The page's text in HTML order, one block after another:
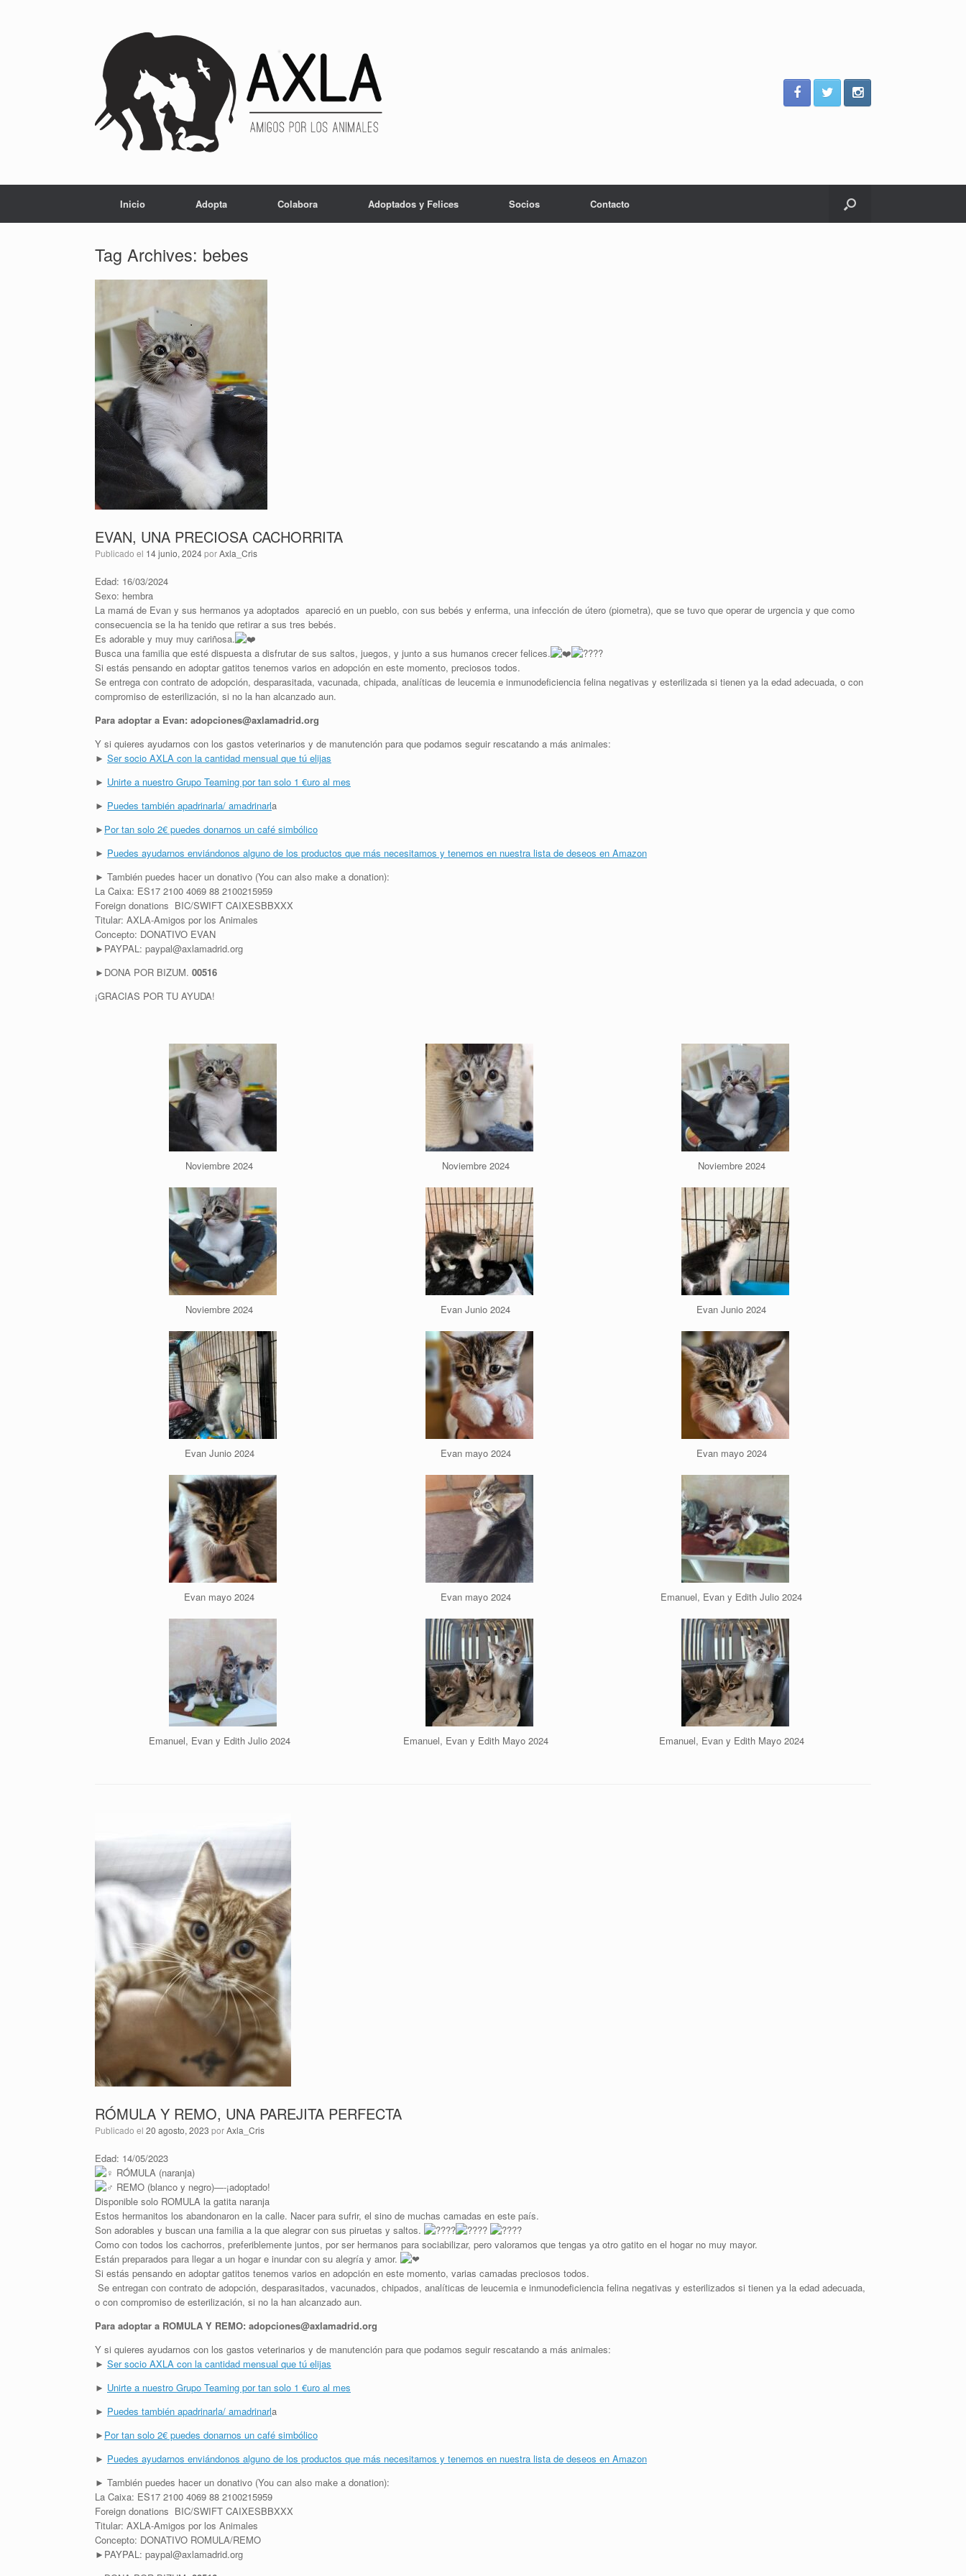
Inicio Adopta Colabora Adoptados y Felices Socios Contacto
Tag Archives: bebes
EVAN, UNA PRECIOSA CACHORRITA
Publicado el 14 junio, 2024porAxla_Cris
Edad: 16/03/2024
Sexo: hembra
La mamá de Evan y sus hermanos ya adoptados apareció en un pueblo, con sus bebés y enferma, una infección de útero (piometra), que se tuvo que operar de urgencia y que como
consecuencia se la ha tenido que retirar a sus tres bebés.
Es adorable y muy muy cariñosa.
Busca una familia que esté dispuesta a disfrutar de sus saltos, juegos, y junto a sus humanos crecer felices.
Si estás pensando en adoptar gatitos tenemos varios en adopción en este momento, preciosos todos.
Se entrega con contrato de adopción, desparasitada, vacunada, chipada, analíticas de leucemia e inmunodeficiencia felina negativas y esterilizada si tienen ya la edad adecuada, o con
compromiso de esterilización, si no la han alcanzado aun.
Para adoptar a Evan: adopciones@axlamadrid.org
Y si quieres ayudarnos con los gastos veterinarios y de manutención para que podamos seguir rescatando a más animales:
► Ser socio AXLA con la cantidad mensual que tú elijas
► Unirte a nuestro Grupo Teaming por tan solo 1 €uro al mes
► Puedes también apadrinarla/ amadrinarla
► Por tan solo 2€ puedes donarnos un café simbólico
► Puedes ayudarnos enviándonos alguno de los productos que más necesitamos y tenemos en nuestra lista de deseos en Amazon
► También puedes hacer un donativo (You can also make a donation):
La Caixa: ES17 2100 4069 88 2100215959
Foreign donations BIC/SWIFT CAIXESBBXXX
Titular: AXLA-Amigos por los Animales
Concepto: DONATIVO EVAN
►PAYPAL: paypal@axlamadrid.org
►DONA POR BIZUM. 00516
¡GRACIAS POR TU AYUDA!
Noviembre 2024 Noviembre 2024 Noviembre 2024
Noviembre 2024 Evan Junio 2024 Evan Junio 2024
Evan Junio 2024 Evan mayo 2024 Evan mayo 2024
Evan mayo 2024 Evan mayo 2024 Emanuel, Evan y Edith Julio 2024
Emanuel, Evan y Edith Julio 2024 Emanuel, Evan y Edith Mayo 2024 Emanuel, Evan y Edith Mayo 2024
RÓMULA Y REMO, UNA PAREJITA PERFECTA
Publicado el 20 agosto, 2023 porAxla_Cris
Edad: 14/05/2023
RÓMULA (naranja)
REMO (blanco y negro)—-¡adoptado!
Disponible solo ROMULA la gatita naranja
Estos hermanitos los abandonaron en la calle. Nacer para sufrir, el sino de muchas camadas en este país.
Son adorables y buscan una familia a la que alegrar con sus piruetas y saltos.
Como con todos los cachorros, preferiblemente juntos, por ser hermanos para sociabilizar, pero valoramos que tengas ya otro gatito en el hogar no muy mayor.
Están preparados para llegar a un hogar e inundar con su alegría y amor.
Si estás pensando en adoptar gatitos tenemos varios en adopción en este momento, varias camadas preciosos todos.
Se entregan con contrato de adopción, desparasitados, vacunados, chipados, analíticas de leucemia e inmunodeficiencia felina negativas y esterilizados si tienen ya la edad adecuada,
o con compromiso de esterilización, si no la han alcanzado aun.
Para adoptar a ROMULA Y REMO: adopciones@axlamadrid.org
Y si quieres ayudarnos con los gastos veterinarios y de manutención para que podamos seguir rescatando a más animales:
► Ser socio AXLA con la cantidad mensual que tú elijas
► Unirte a nuestro Grupo Teaming por tan solo 1 €uro al mes
► Puedes también apadrinarla/ amadrinarla
► Por tan solo 2€ puedes donarnos un café simbólico
► Puedes ayudarnos enviándonos alguno de los productos que más necesitamos y tenemos en nuestra lista de deseos en Amazon
► También puedes hacer un donativo (You can also make a donation):
La Caixa: ES17 2100 4069 88 2100215959
Foreign donations BIC/SWIFT CAIXESBBXXX
Titular: AXLA-Amigos por los Animales
Concepto: DONATIVO ROMULA/REMO
►PAYPAL: paypal@axlamadrid.org